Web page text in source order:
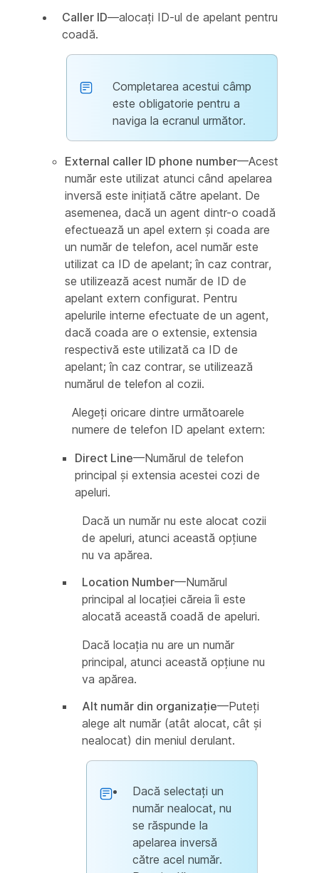
Caller ID—alocați ID-ul de apelant pentru
coadă.
Completarea acestui câmp
este obligatorie pentru a
naviga la ecranul următor.
External caller ID phone number—Acest
număr este utilizat atunci când apelarea
inversă este inițiată către apelant. De
asemenea, dacă un agent dintr-o coadă
efectuează un apel extern și coada are
un număr de telefon, acel număr este
utilizat ca ID de apelant; în caz contrar,
se utilizează acest număr de ID de
apelant extern configurat. Pentru
apelurile interne efectuate de un agent,
dacă coada are o extensie, extensia
respectivă este utilizată ca ID de
apelant; în caz contrar, se utilizează
numărul de telefon al cozii.
Alegeți oricare dintre următoarele
numere de telefon ID apelant extern:
Direct Line—Numărul de telefon
principal și extensia acestei cozi de
apeluri.
Dacă un număr nu este alocat cozii
de apeluri, atunci această opțiune
nu va apărea.
Location Number—Numărul
principal al locației căreia îi este
alocată această coadă de apeluri.
Dacă locația nu are un număr
principal, atunci această opțiune nu
va apărea.
Alt număr din organizație—Puteți
alege alt număr (atât alocat, cât și
nealocat) din meniul derulant.
Dacă selectați un
număr nealocat, nu
se răspunde la
apelarea inversă
către acel număr.